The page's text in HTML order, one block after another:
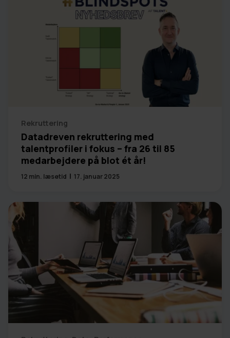
Rekruttering
Datadreven rekruttering med
talentprofiler i fokus – fra 26 til 85
medarbejdere på blot ét år!
12 min. læsetid 17. januar 2025